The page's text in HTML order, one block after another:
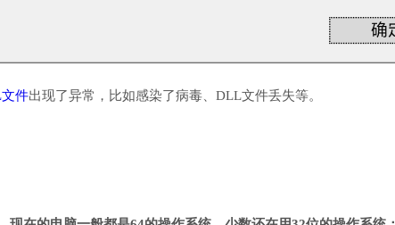
件出现了异常，比如感染了病毒、DLL文件丢失等。